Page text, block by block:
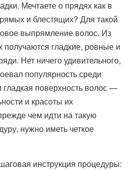
Мечтаете о прядях как в
и блестящих? Для такой
выпрямление волос. Из
получаются гладкие, ровные и
Нет ничего удивительного,
популярность среди
поверхность волос —
и красоты их
чем идти на такую
нужно иметь четкое
инструкция процедуры: